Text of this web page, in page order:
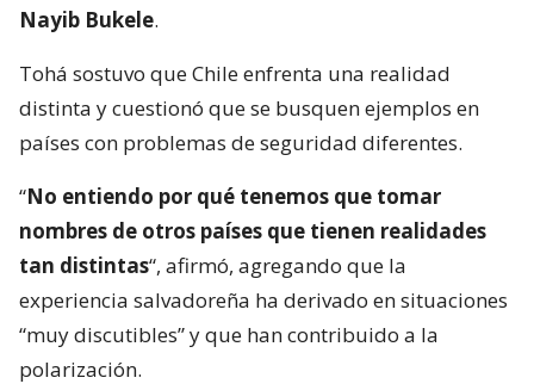
Nayib Bukele.
Tohá sostuvo que Chile enfrenta una realidad
distinta y cuestionó que se busquen ejemplos en
países con problemas de seguridad diferentes.
“No entiendo por qué tenemos que tomar
nombres de otros países que tienen realidades
tan distintas“, afirmó, agregando que la
experiencia salvadoreña ha derivado en situaciones
“muy discutibles” y que han contribuido a la
polarización.